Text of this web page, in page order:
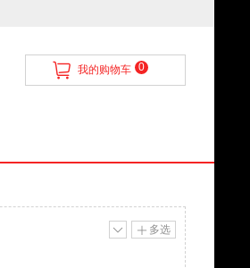
我的购物车 0
多选